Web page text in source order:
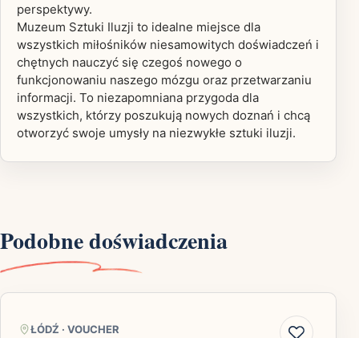
perspektywy.
Muzeum Sztuki Iluzji to idealne miejsce dla
wszystkich miłośników niesamowitych doświadczeń i
chętnych nauczyć się czegoś nowego o
funkcjonowaniu naszego mózgu oraz przetwarzaniu
informacji. To niezapomniana przygoda dla
wszystkich, którzy poszukują nowych doznań i chcą
otworzyć swoje umysły na niezwykłe sztuki iluzji.
Podobne doświadczenia
ŁÓDŹ · VOUCHER